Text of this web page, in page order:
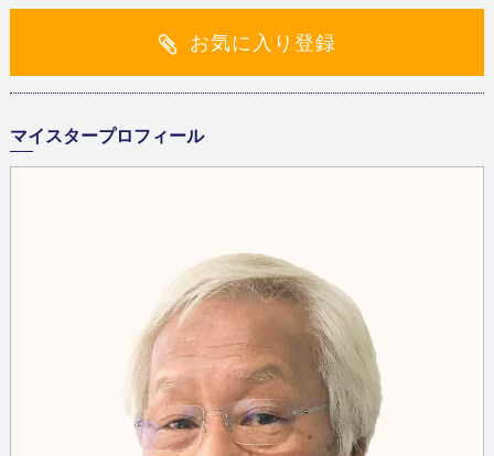
お気に入り登録
マイスタープロフィール